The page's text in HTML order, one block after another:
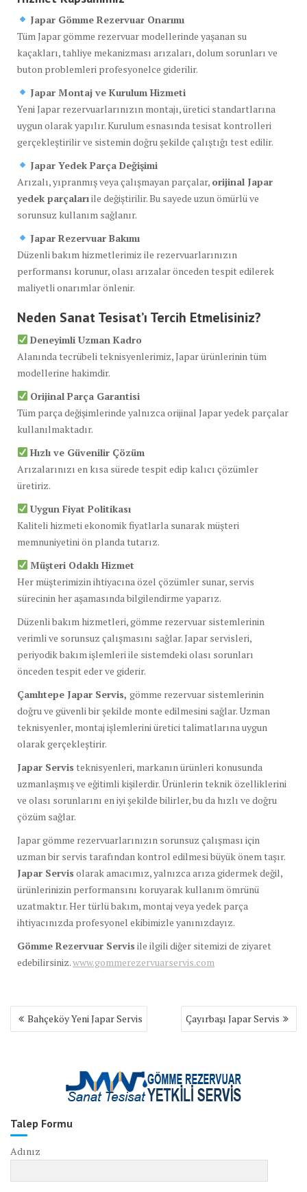
Japar Gömme Rezervuar Onarımı
Tüm Japar gömme rezervuar modellerinde yaşanan su
kaçakları, tahliye mekanizması arızaları, dolum sorunları ve
buton problemleri profesyonelce giderilir.
Japar Montaj ve Kurulum Hizmeti
Yeni Japar rezervuarlarınızın montajı, üretici standartlarına
uygun olarak yapılır. Kurulum esnasında tesisat kontrolleri
gerçekleştirilir ve sistemin doğru şekilde çalıştığı test edilir.
Japar Yedek Parça Değişimi
Arızalı, yıpranmış veya çalışmayan parçalar, orijinal Japar
yedek parçalarıile değiştirilir. Bu sayede uzun ömürlü ve
sorunsuz kullanım sağlanır.
Japar Rezervuar Bakımı
Düzenli bakım hizmetlerimiz ile rezervuarlarınızın
performansı korunur, olası arızalar önceden tespit edilerek
maliyetli onarımlar önlenir.
Neden Sanat Tesisat’ı Tercih Etmelisiniz?
Deneyimli Uzman Kadro
Alanında tecrübeli teknisyenlerimiz, Japar ürünlerinin tüm
modellerine hakimdir.
Orijinal Parça Garantisi
Tüm parça değişimlerinde yalnızca orijinal Japar yedek parçalar
kullanılmaktadır.
Hızlı ve Güvenilir Çözüm
Arızalarınızı en kısa sürede tespit edip kalıcı çözümler
üretiriz.
Uygun Fiyat Politikası
Kaliteli hizmeti ekonomik fiyatlarla sunarak müşteri
memnuniyetini ön planda tutarız.
Müşteri Odaklı Hizmet
Her müşterimizin ihtiyacına özel çözümler sunar, servis
sürecinin her aşamasında bilgilendirme yaparız.
Düzenli bakım hizmetleri, gömme rezervuar sistemlerinin
verimli ve sorunsuz çalışmasını sağlar. Japar servisleri,
periyodik bakım işlemleri ile sistemdeki olası sorunları
önceden tespit eder ve giderir.
Çamlıtepe Japar Servis, gömme rezervuar sistemlerinin
doğru ve güvenli bir şekilde monte edilmesini sağlar. Uzman
teknisyenler, montaj işlemlerini üretici talimatlarına uygun
olarak gerçekleştirir.
Japar Servis teknisyenleri, markanın ürünleri konusunda
uzmanlaşmış ve eğitimli kişilerdir. Ürünlerin teknik özelliklerini
ve olası sorunlarını en iyi şekilde bilirler, bu da hızlı ve doğru
çözüm sağlar.
Japar gömme rezervuarlarınızın sorunsuz çalışması için
uzman bir servis tarafından kontrol edilmesi büyük önem taşır.
Japar Servis olarak amacımız, yalnızca arıza gidermek değil,
ürünlerinizin performansını koruyarak kullanım ömrünü
uzatmaktır. Her türlü bakım, montaj veya yedek parça
ihtiyacınızda profesyonel ekibimizle yanınızdayız.
Gömme Rezervuar Servis ile ilgili diğer sitemizi de ziyaret
edebilirsiniz.www.gommerezervuarservis.com
Yazı
gezinmesi
Bahçeköy Yeni Japar Servis Çayırbaşı Japar Servis
Talep Formu
Adınız